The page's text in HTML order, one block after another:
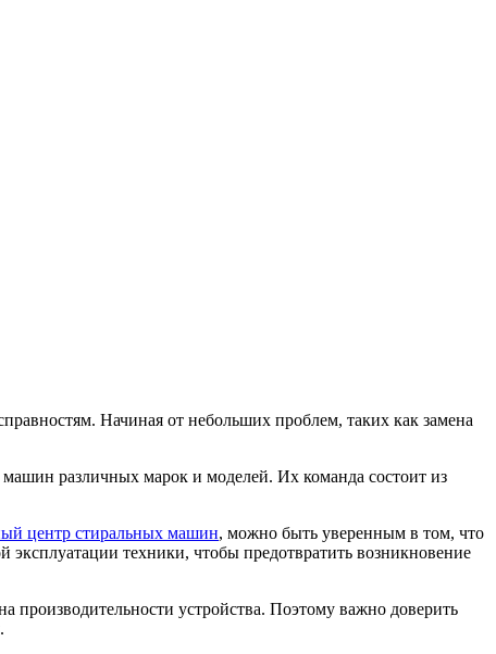
Начиная от небольших проблем, таких как замена
различных марок и моделей. Их команда состоит из
центр стиральных машин, можно быть уверенным в том, что
техники, чтобы предотвратить возникновение
производительности устройства. Поэтому важно доверить